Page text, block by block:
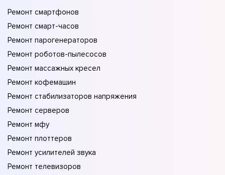
Ремонт смартфонов
Ремонт смарт-часов
Ремонт парогенераторов
Ремонт роботов-пылесосов
Ремонт массажных кресел
Ремонт кофемашин
Ремонт стабилизаторов напряжения
Ремонт серверов
Ремонт мфу
Ремонт плоттеров
Ремонт усилителей звука
Ремонт телевизоров